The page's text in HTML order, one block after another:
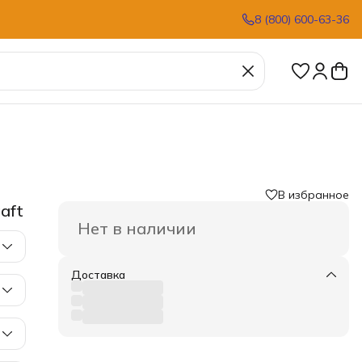
8 (800) 600-63-36
В избранное
Нет в наличии
Доставка